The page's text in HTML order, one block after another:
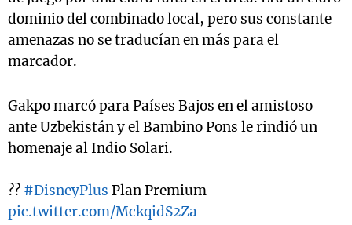
dominio del combinado local, pero sus constante
amenazas no se traducían en más para el
marcador.
Gakpo marcó para Países Bajos en el amistoso
ante Uzbekistán y el Bambino Pons le rindió un
homenaje al Indio Solari.
?? #DisneyPlus Plan Premium
pic.twitter.com/MckqidS2Za